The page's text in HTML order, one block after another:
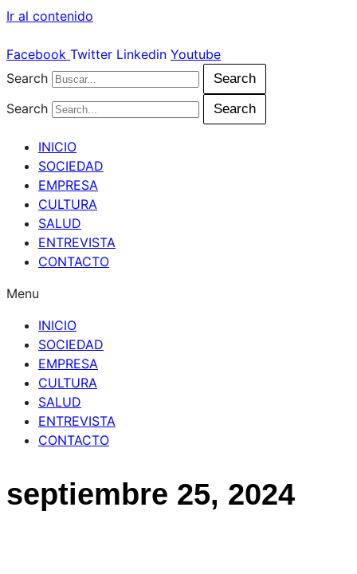
Ir al contenido
Facebook Twitter Linkedin Youtube
Search
Search
Search Search
INICIO
SOCIEDAD
EMPRESA
CULTURA
SALUD
ENTREVISTA
CONTACTO
Menu
INICIO
SOCIEDAD
EMPRESA
CULTURA
SALUD
ENTREVISTA
CONTACTO
septiembre 25, 2024